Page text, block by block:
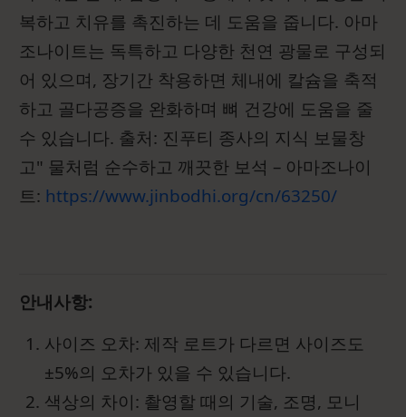
복하고 치유를 촉진하는 데 도움을 줍니다. 아마
조나이트는 독특하고 다양한 천연 광물로 구성되
어 있으며, 장기간 착용하면 체내에 칼슘을 축적
하고 골다공증을 완화하며 뼈 건강에 도움을 줄
수 있습니다. 출처: 진푸티 종사의 지식 보물창
고" 물처럼 순수하고 깨끗한 보석 – 아마조나이
트: https://www.jinbodhi.org/cn/63250/
안내사항:
사이즈 오차: 제작 로트가 다르면 사이즈도
±5%의 오차가 있을 수 있습니다.
색상의 차이: 촬영할 때의 기술, 조명, 모니